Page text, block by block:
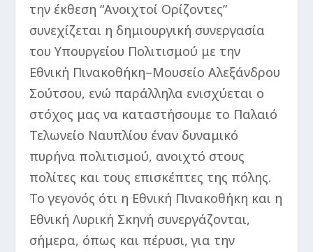
την έκθεση “Ανοιχτοί Ορίζοντες”
συνεχίζεται η δημιουργική συνεργασία
του Υπουργείου Πολιτισμού με την
Εθνική Πινακοθήκη–Μουσείο Αλεξάνδρου
Σούτσου, ενώ παράλληλα ενισχύεται ο
στόχος μας να καταστήσουμε το Παλαιό
Τελωνείο Ναυπλίου έναν δυναμικό
πυρήνα πολιτισμού, ανοιχτό στους
πολίτες και τους επισκέπτες της πόλης.
Το γεγονός ότι η Εθνική Πινακοθήκη και η
Εθνική Λυρική Σκηνή συνεργάζονται,
σήμερα, όπως και πέρυσι, για την